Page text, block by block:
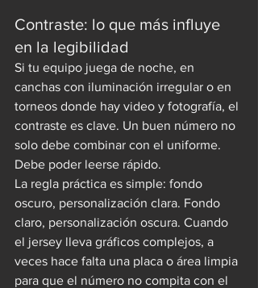
Contraste: lo que más influye
en la legibilidad
Si tu equipo juega de noche, en
canchas con iluminación irregular o en
torneos donde hay video y fotografía, el
contraste es clave. Un buen número no
solo debe combinar con el uniforme.
Debe poder leerse rápido.
La regla práctica es simple: fondo
oscuro, personalización clara. Fondo
claro, personalización oscura. Cuando
el jersey lleva gráficos complejos, a
veces hace falta una placa o área limpia
para que el número no compita con el